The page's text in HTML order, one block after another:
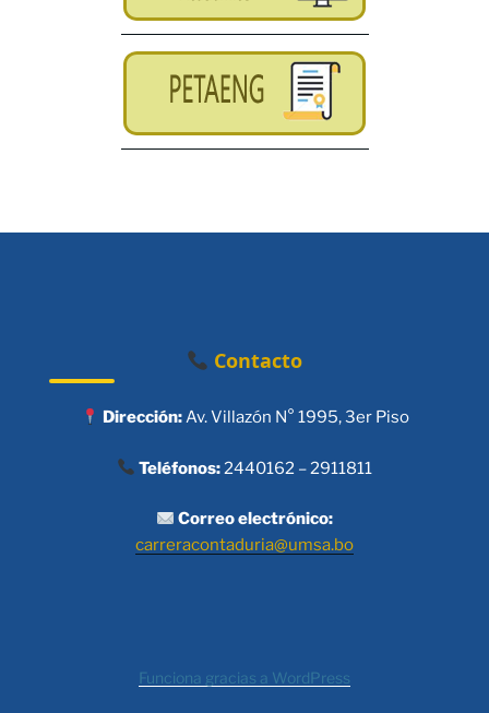
Contacto
Dirección:Av. Villazón N° 1995, 3er Piso
Teléfonos:2440162 – 2911811
Correo electrónico:
carreracontaduria@umsa.bo
Funciona gracias a WordPress